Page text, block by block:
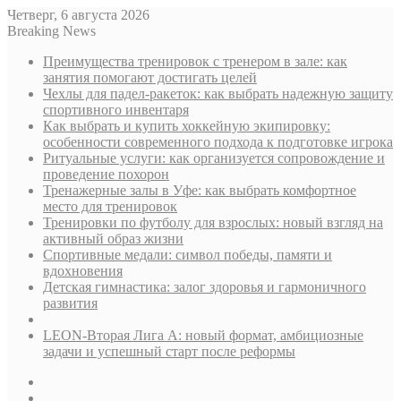
Четверг, 6 августа 2026
Breaking News
Преимущества тренировок с тренером в зале: как
занятия помогают достигать целей
Чехлы для падел-ракеток: как выбрать надежную защиту
спортивного инвентаря
Как выбрать и купить хоккейную экипировку:
особенности современного подхода к подготовке игрока
Ритуальные услуги: как организуется сопровождение и
проведение похорон
Тренажерные залы в Уфе: как выбрать комфортное
место для тренировок
Тренировки по футболу для взрослых: новый взгляд на
активный образ жизни
Спортивные медали: символ победы, памяти и
вдохновения
Детская гимнастика: залог здоровья и гармоничного
развития
LEON-Вторая Лига А: новый формат, амбициозные
задачи и успешный старт после реформы